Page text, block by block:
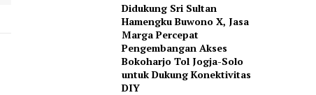
Didukung Sri Sultan
Hamengku Buwono X, Jasa
Marga Percepat
Pengembangan Akses
Bokoharjo Tol Jogja-Solo
untuk Dukung Konektivitas
DIY